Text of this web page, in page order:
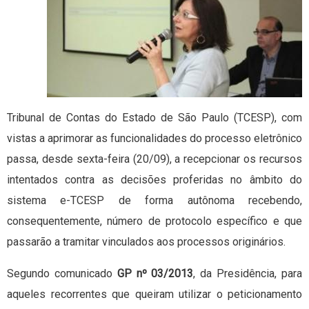
Tribunal de Contas do Estado de São Paulo (TCESP), com
vistas a aprimorar as funcionalidades do processo eletrônico
passa, desde sexta-feira (20/09), a recepcionar os recursos
intentados contra as decisões proferidas no âmbito do
sistema e-TCESP de forma autônoma recebendo,
consequentemente, número de protocolo específico e que
passarão a tramitar vinculados aos processos originários.
Segundo comunicado GP nº 03/2013, da Presidência, para
aqueles recorrentes que queiram utilizar o peticionamento